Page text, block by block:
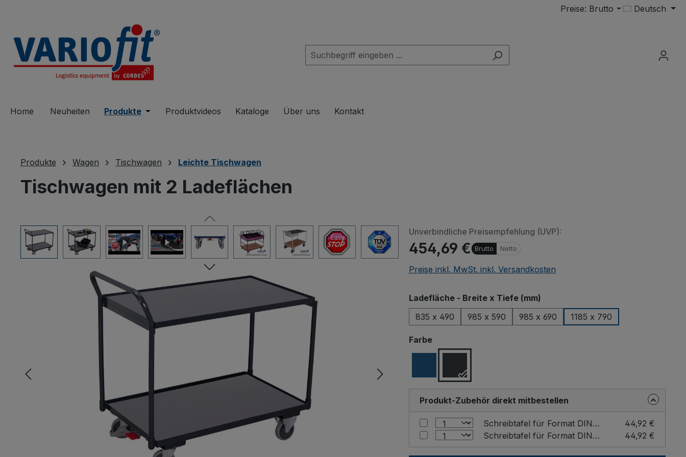
Preise: Brutto Deutsch
Home Neuheiten Produkte Öffne oder Schließe das Dropdown der Kategorie Produkte
Produktvideos Kataloge Über uns Kontakt
Produkte Wagen Tischwagen Leichte Tischwagen
Tischwagen mit 2 Ladeflächen
Bildergalerie überspringen Unverbindliche Preisempfehlung (UVP):
454,69 € Brutto Netto
Preise inkl. MwSt. inkl. Versandkosten
Ladefläche - Breite x Tiefe (mm)auswählen
835 x 490
985 x 590 985 x 690 1185 x 790
Farbeauswählen
Produkt-Zubehör direkt mitbestellen
Schreibtafel für Format DIN A4 Farbe: Grau / Format: DIN A4 hoch
44,92 €
Schreibtafel für Format DIN A4 Farbe: Grau / Format: DIN A4 quer
44,92 €